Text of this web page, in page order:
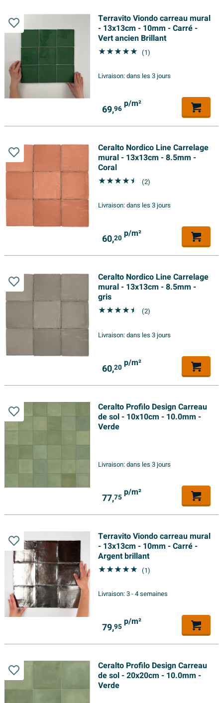
Terravito Viondo carreau mural
- 13x13cm - 10mm - Carré -
Vert ancien Brillant
(1)
Livraison:dans les 3 jours
69,96 p/m²
Ceralto Nordico Line Carrelage
mural - 13x13cm - 8.5mm -
Coral
(2)
Livraison:dans les 3 jours
60,20 p/m²
Ceralto Nordico Line Carrelage
mural - 13x13cm - 8.5mm -
gris
(2)
Livraison:dans les 3 jours
60,20 p/m²
Ceralto Profilo Design Carreau
de sol - 10x10cm - 10.0mm -
Verde
Livraison:dans les 3 jours
77,75 p/m²
Terravito Viondo carreau mural
- 13x13cm - 10mm - Carré -
Argent brillant
(1)
Livraison:3 - 4 semaines
79,95 p/m²
Ceralto Profilo Design Carreau
de sol - 20x20cm - 10.0mm -
Verde